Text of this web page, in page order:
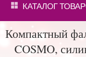
КАТАЛОГ
Компактный
COSMO,